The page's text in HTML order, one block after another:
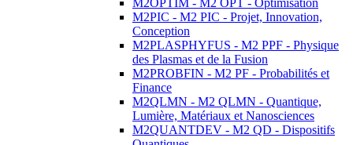
M2OPTIM - M2 OPT - Optimisation
M2PIC - M2 PIC - Projet, Innovation,
Conception
M2PLASPHYFUS - M2 PPF - Physique
des Plasmas et de la Fusion
M2PROBFIN - M2 PF - Probabilités et
Finance
M2QLMN - M2 QLMN - Quantique,
Lumière, Matériaux et Nanosciences
M2QUANTDEV - M2 QD - Dispositifs